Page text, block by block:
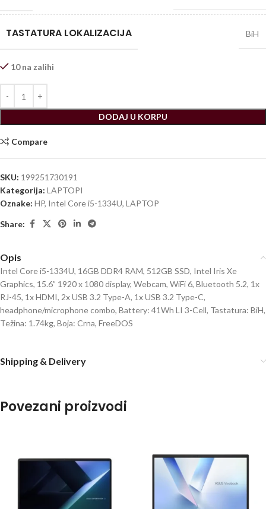
TASTATURA LOKALIZACIJA BiH
10 na zalihi
DODAJ U KORPU
Compare
SKU: 199251730191
Kategorija: LAPTOPI
Oznake: HP, Intel Core i5-1334U, LAPTOP
Share:
Opis
Intel Core i5-1334U, 16GB DDR4 RAM, 512GB SSD, Intel Iris Xe
Graphics, 15.6” 1920 x 1080 display, Webcam, WiFi 6, Bluetooth 5.2, 1x
RJ-45, 1x HDMI, 2x USB 3.2 Type-A, 1x USB 3.2 Type-C,
headphone/microphone combo, Battery: 41Wh LI 3-Cell, Tastatura: BiH,
Težina: 1.74kg, Boja: Crna, FreeDOS
Shipping & Delivery
Povezani proizvodi